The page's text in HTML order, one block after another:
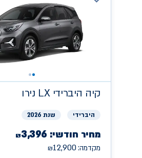
קיה היברידי LX נירו
היברידי שנת 2026
מחיר חודשי: ₪3,396
מקדמה: ₪12,900